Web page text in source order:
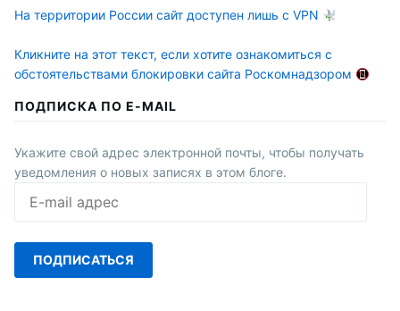
На территории России сайт доступен лишь с VPN
Кликните на этот текст, если хотите ознакомиться с
обстоятельствами блокировки сайта Роскомнадзором
ПОДПИСКА ПО E-MAIL
Укажите свой адрес электронной почты, чтобы получать
уведомления о новых записях в этом блоге.
mail
ПОДПИСАТЬСЯ